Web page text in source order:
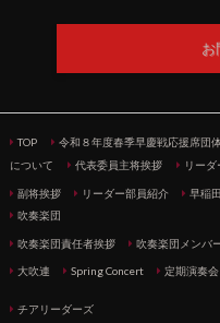
お
TOP 令和８年度春季早慶戦応援席団
について
代表委員主将挨拶 リーダ
副将挨拶 リーダー部員紹介
早稲
吹奏楽団
吹奏楽団責任者挨拶 吹奏楽団メンバ
大吹連 Spring Concert 定期演奏会
チアリーダーズ